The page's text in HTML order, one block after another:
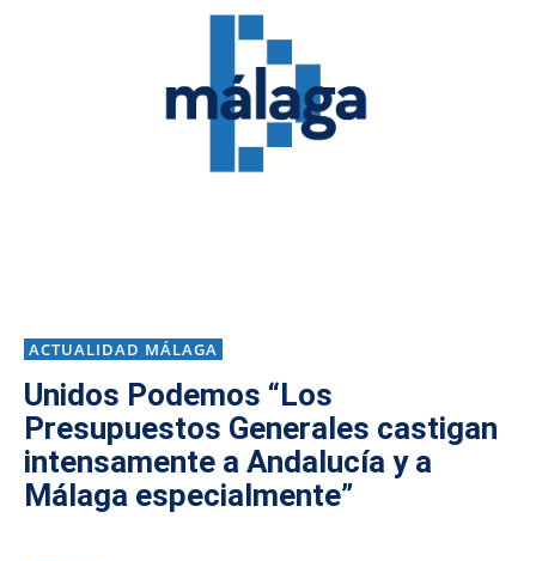
ACTUALIDAD MÁLAGA
Unidos Podemos “Los
Presupuestos Generales castigan
intensamente a Andalucía y a
Málaga especialmente”